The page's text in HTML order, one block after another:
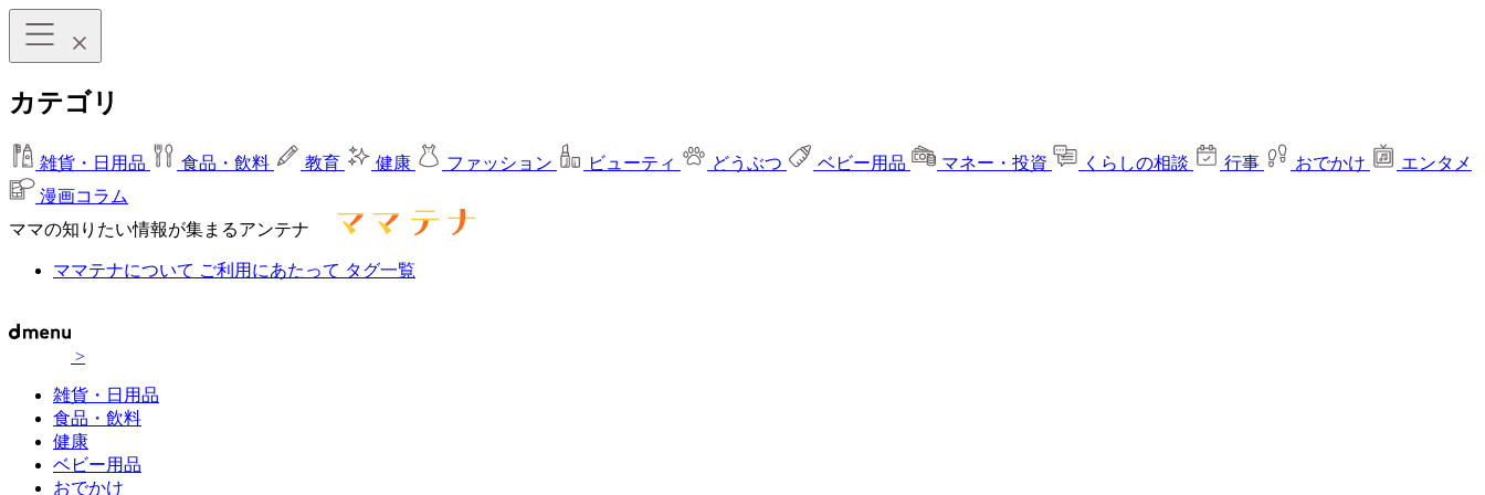
カテゴリ
雑貨・日用品 食品・飲料 教育 健康 ファッション ビューティ どうぶつ ベビー用品 マネー・投資 くらしの相談 行事 おでかけ
エンタメ
漫画コラム
ママの知りたい情報が集まるアンテナ
ママテナについて ご利用にあたって タグ一覧
>
雑貨・日用品
食品・飲料
健康
ベビー用品
おでかけ